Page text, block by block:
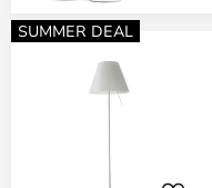
SUMMER DEAL